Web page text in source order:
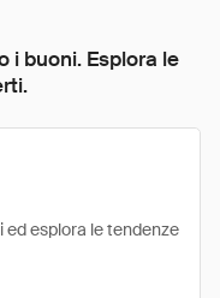
i buoni. Esplora le
ed esplora le tendenze